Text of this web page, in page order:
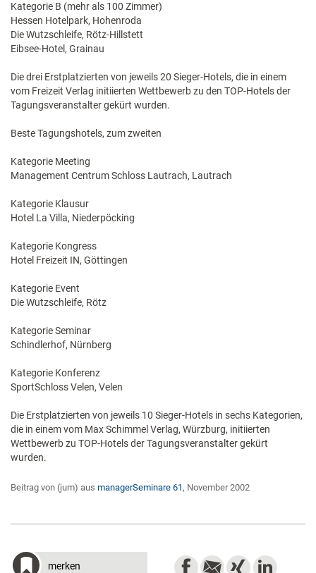
Kategorie B (mehr als 100 Zimmer)
Hessen Hotelpark, Hohenroda
Die Wutzschleife, Rötz-Hillstett
Eibsee-Hotel, Grainau
Die drei Erstplatzierten von jeweils 20 Sieger-Hotels, die in einem
vom Freizeit Verlag initiierten Wettbewerb zu den TOP-Hotels der
Tagungsveranstalter gekürt wurden.
Beste Tagungshotels, zum zweiten
Kategorie Meeting
Management Centrum Schloss Lautrach, Lautrach
Kategorie Klausur
Hotel La Villa, Niederpöcking
Kategorie Kongress
Hotel Freizeit IN, Göttingen
Kategorie Event
Die Wutzschleife, Rötz
Kategorie Seminar
Schindlerhof, Nürnberg
Kategorie Konferenz
SportSchloss Velen, Velen
Die Erstplatzierten von jeweils 10 Sieger-Hotels in sechs Kategorien,
die in einem vom Max Schimmel Verlag, Würzburg, initiierten
Wettbewerb zu TOP-Hotels der Tagungsveranstalter gekürt
wurden.
Beitrag von (jum) aus managerSeminare 61, November 2002
merken